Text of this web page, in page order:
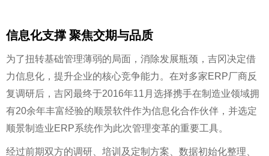
信息化支撑 聚焦交期与品质
为了扭转基础管理薄弱的局面，消除发展瓶颈，吉冈决定借
力信息化，提升企业的核心竞争能力。在对多家ERP厂商反
复调研后，吉冈最终于2016年11月选择携手在制造业领域拥
有20余年丰富经验的顺景软件作为信息化合作伙伴，并选定
顺景制造业ERP系统作为此次管理变革的重要工具。
经过前期双方的调研、培训及定制方案、数据初始化整理、